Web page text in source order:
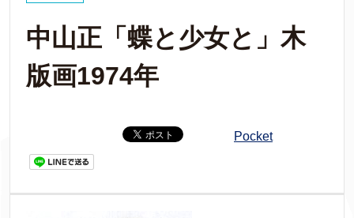
中山正「蝶と少女と」木
版画1974年
Pocket